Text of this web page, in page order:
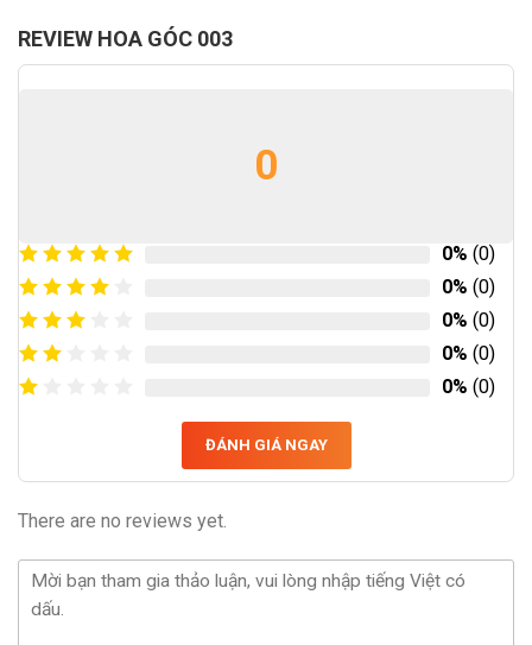
REVIEW HOA GÓC 003
0
0% (0)
0% (0)
0% (0)
0% (0)
0% (0)
ĐÁNH GIÁ NGAY
There are no reviews yet.